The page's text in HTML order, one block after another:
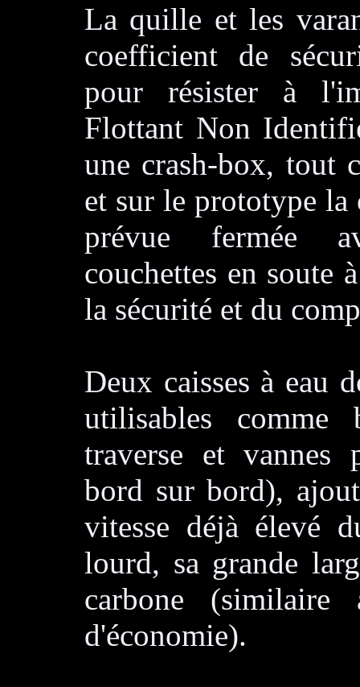
La quille et les
coefficient de
pour résister à
Flottant Non
une crash-box, tout
et sur le prototype la
prévue fermée
couchettes en soute
la sécurité et du
Deux caisses à eau
utilisables comme
traverse et vannes
bord sur bord),
vitesse déjà élevé
lourd, sa grande
carbone
d'économie).